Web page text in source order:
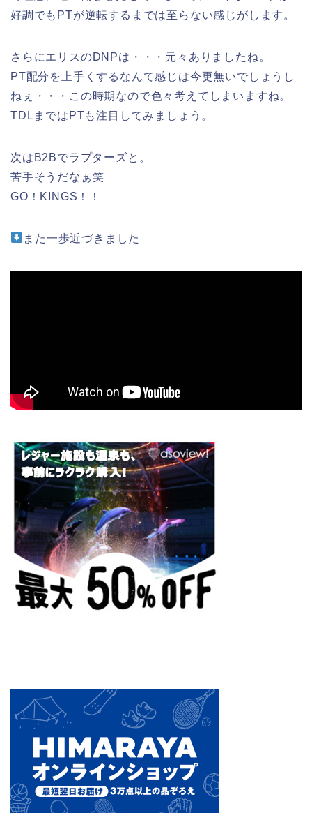
好調でもPTが逆転するまでは至らない感じがします。
さらにエリスのDNPは・・・元々ありましたね。
PT配分を上手くするなんて感じは今更無いでしょうし
ねぇ・・・この時期なので色々考えてしまいますね。
TDLまではPTも注目してみましょう。
次はB2Bでラプターズと。
苦手そうだなぁ笑
GO！KINGS！！
また一歩近づきました